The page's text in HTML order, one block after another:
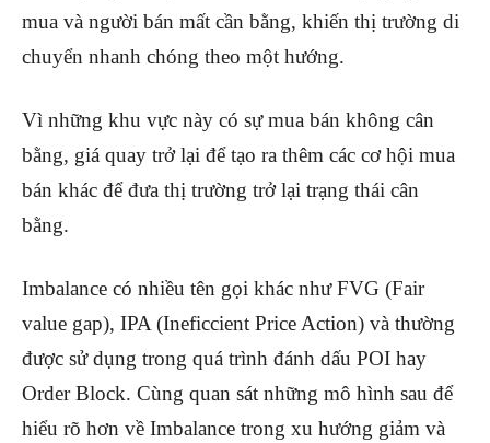
mua và người bán mất cần bằng, khiến thị trường di
chuyển nhanh chóng theo một hướng.
Vì những khu vực này có sự mua bán không cân
bằng, giá quay trở lại để tạo ra thêm các cơ hội mua
bán khác để đưa thị trường trở lại trạng thái cân
bằng.
Imbalance có nhiều tên gọi khác như FVG (Fair
value gap), IPA (Ineficcient Price Action) và thường
được sử dụng trong quá trình đánh dấu POI hay
Order Block. Cùng quan sát những mô hình sau để
hiểu rõ hơn về Imbalance trong xu hướng giảm và